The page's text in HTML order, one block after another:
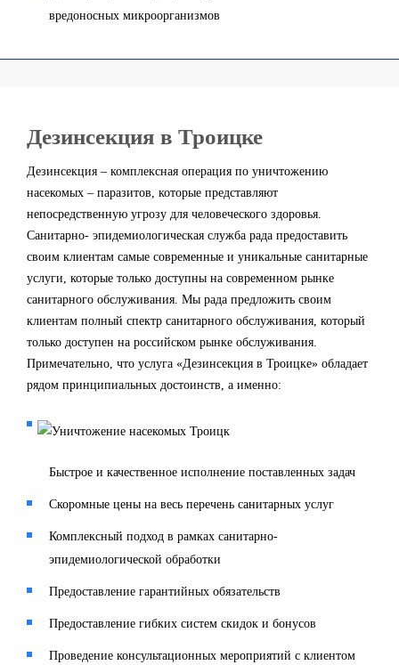
вредоносных микроорганизмов
Дезинсекция в Троицке
Дезинсекция – комплексная операция по уничтожению
насекомых – паразитов, которые представляют
непосредственную угрозу для человеческого здоровья.
Санитарно- эпидемиологическая служба рада предоставить
своим клиентам самые современные и уникальные санитарные
услуги, которые только доступны на современном рынке
санитарного обслуживания. Мы рада предложить своим
клиентам полный спектр санитарного обслуживания, который
только доступен на российском рынке обслуживания.
Примечательно, что услуга «Дезинсекция в Троицке» обладает
рядом принципиальных достоинств, а именно:
Быстрое и качественное исполнение поставленных задач
Скоромные цены на весь перечень санитарных услуг
Комплексный подход в рамках санитарно-
эпидемиологической обработки
Предоставление гарантийных обязательств
Предоставление гибких систем скидок и бонусов
Проведение консультационных мероприятий с клиентом